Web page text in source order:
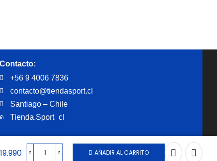
Contacto:
+56 9 4006 7836
contacto@tiendasport.cl
Santiago – Chile
Tienda.Sport_cl
19.990 AÑADIR AL CARRITO